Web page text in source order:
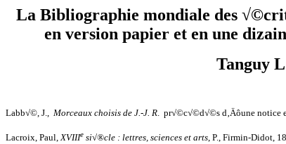
La Bibliographie mondiale des
en version papier et en une
Tanguy
Labb√©, J., Morceaux choisis de J.-J. R. pr√©c√©d√©s d‚Äôune notice
Lacroix, Paul,XVIIIe si√®cle : lettres, sciences et arts, P., Firmin-Didot,